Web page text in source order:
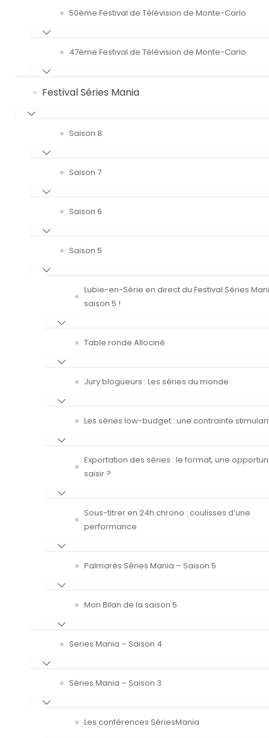
50ème Festival de Télévision de Monte-Carlo
47ème Festival de Télévision de Monte-Carlo
Festival Séries Mania
Saison 8
Saison 7
Saison 6
Saison 5
Lubie-en-Série en direct du Festival Séries
saison 5 !
Table ronde Allociné
Jury blogueurs : Les séries du monde
Les séries low-budget : une contrainte
Exportation des séries : le format, une
saisir ?
Sous-titrer en 24h chrono : coulisses d’une
performance
Palmarès Séries Mania – Saison 5
Mon Bilan de la saison 5
Series Mania – Saison 4
Séries Mania – Saison 3
Les conférences SériesMania